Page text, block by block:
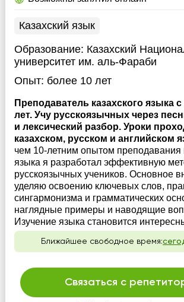
Казахский язык
Образование: Казахский
университет им. аль-Фараби
Опыт: более 10 лет
Преподаватель казахского языка
лет. Учу русскоязычных через
и лексический разбор. Уроки
казахском, русском и английском
чем 10-летним опытом преподавания
языка я разработал эффективную
русскоязычных учеников. Основное
уделяю освоению ключевых слов,
сингармонизма и грамматических
наглядные примеры и наводящие
Изучение языка становится
Ближайшее свободное время:
Связаться с